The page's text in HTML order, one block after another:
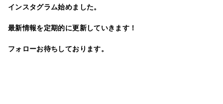
インスタグラム始めました。
最新情報を定期的に更新していきます！
フォローお待ちしております。